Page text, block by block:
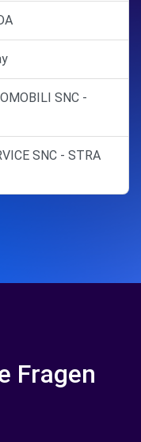
SNC -
SNC - STRA
Fragen